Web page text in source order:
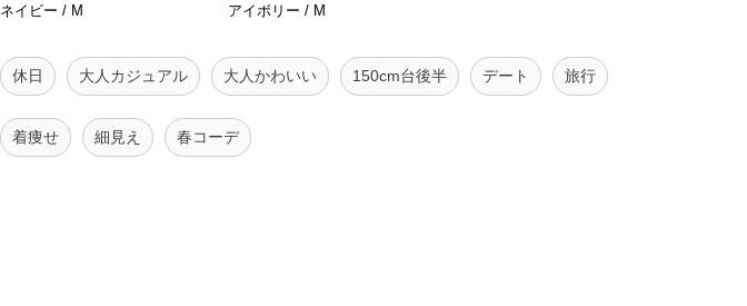
ネイビー / M
アイボリー / M
休日 大人カジュアル 大人かわいい 150cm台後半 デート 旅行
着痩せ 細見え 春コーデ